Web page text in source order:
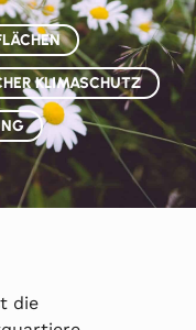
KLIMASCHUTZ
die